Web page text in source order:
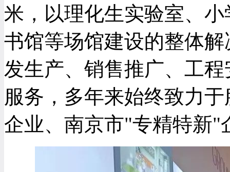
米，以理化生实验室、
书馆等场馆建设的整体
发生产、销售推广、工
服务，多年来始终致力
企业、南京市"专精特新"